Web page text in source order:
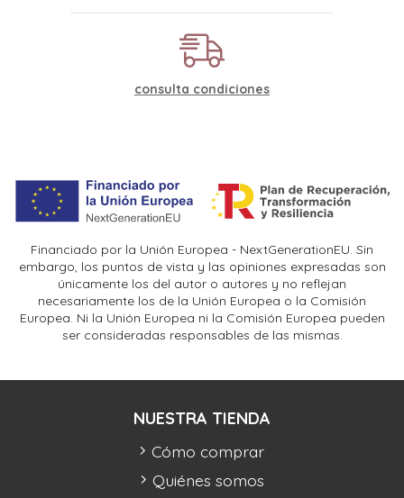
consulta condiciones
Financiado por la Unión Europea - NextGenerationEU. Sin
embargo, los puntos de vista y las opiniones expresadas son
únicamente los del autor o autores y no reflejan
necesariamente los de la Unión Europea o la Comisión
Europea. Ni la Unión Europea ni la Comisión Europea pueden
ser consideradas responsables de las mismas.
NUESTRA TIENDA
Cómo comprar
Quiénes somos